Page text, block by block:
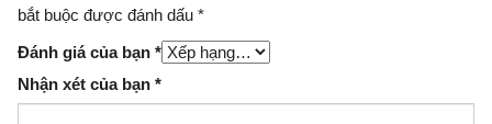
bắt buộc được đánh dấu *
Đánh giá của bạn *
Nhận xét của bạn *